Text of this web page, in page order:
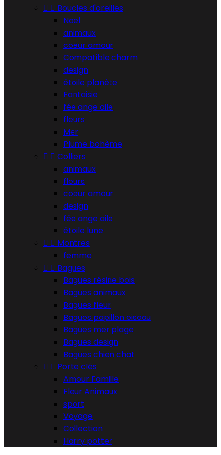
  Boucles d'oreilles
Noel
animaux
coeur amour
Compatible charm
design
étoile planète
Fantaisie
fée ange aile
fleurs
Mer
Plume bohème
  Colliers
animaux
fleurs
coeur amour
design
fée ange aile
étoile lune
  Montres
femme
  Bagues
Bagues résine bois
Bagues animaux
Bagues fleur
Bagues papillon oiseau
Bagues mer plage
Bagues design
Bagues chien chat
  Porte clés
Amour Famille
Fleur Animaux
sport
Voyage
Collection
Harry potter